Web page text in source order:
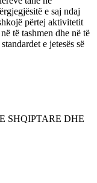
e saj ndaj
përtej aktivitetit
të tashmen dhe në të
e jetesës së
SHQIPTARE DHE